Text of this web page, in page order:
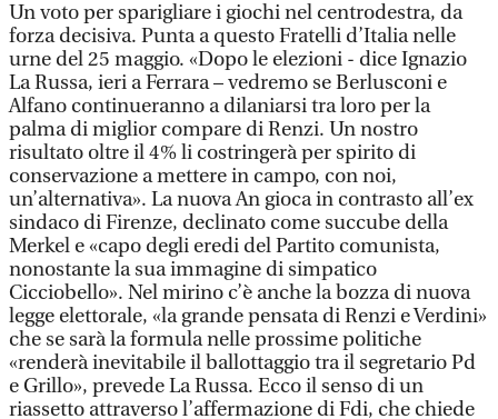
Un voto per sparigliare i giochi nel centrodestra, da
forza decisiva. Punta a questo Fratelli d’Italia nelle
urne del 25 maggio. «Dopo le elezioni - dice Ignazio
La Russa, ieri a Ferrara – vedremo se Berlusconi e
Alfano continueranno a dilaniarsi tra loro per la
palma di miglior compare di Renzi. Un nostro
risultato oltre il 4% li costringerà per spirito di
conservazione a mettere in campo, con noi,
un’alternativa». La nuova An gioca in contrasto all’ex
sindaco di Firenze, declinato come succube della
Merkel e «capo degli eredi del Partito comunista,
nonostante la sua immagine di simpatico
Cicciobello». Nel mirino c’è anche la bozza di nuova
legge elettorale, «la grande pensata di Renzi e Verdini»
che se sarà la formula nelle prossime politiche
«renderà inevitabile il ballottaggio tra il segretario Pd
e Grillo», prevede La Russa. Ecco il senso di un
riassetto attraverso l’affermazione di Fdi, che chiede